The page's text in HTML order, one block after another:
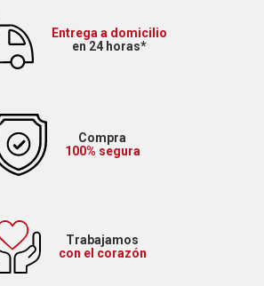
Entrega a domicilio
en 24 horas*
Compra
100% segura
Trabajamos
con el corazón